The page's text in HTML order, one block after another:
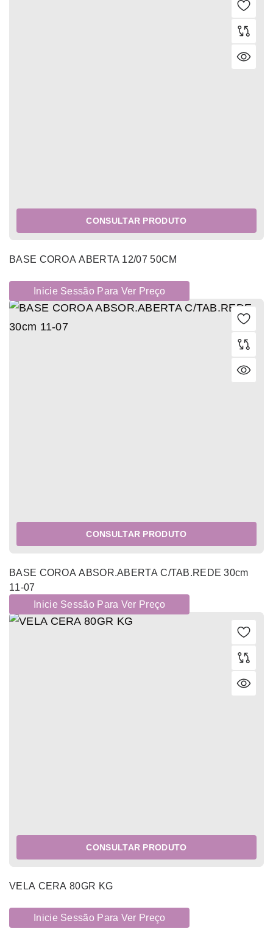
CONSULTAR PRODUTO
BASE COROA ABERTA 12/07 50CM
Inicie Sessão Para Ver Preço
CONSULTAR PRODUTO
BASE COROA ABSOR.ABERTA C/TAB.REDE 30cm
11-07
Inicie Sessão Para Ver Preço
CONSULTAR PRODUTO
VELA CERA 80GR KG
Inicie Sessão Para Ver Preço